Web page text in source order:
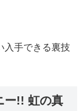
入手できる裏技
ー!! 虹の真